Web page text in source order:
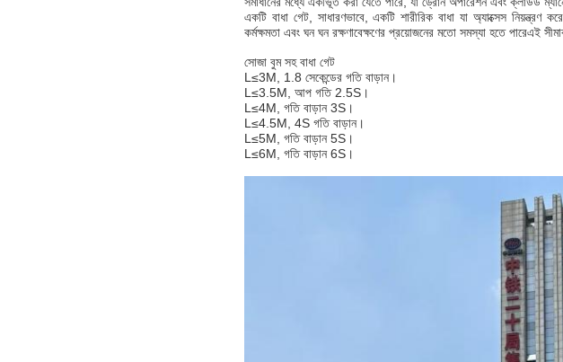
একটি বাধা গেট, সাধারণভাবে, একটি শারীরিক বাধা যা অ্যাক্সেস
কর্মক্ষমতা এবং ঘন ঘন রক্ষণাবেক্ষণের প্রয়োজনের মতো সমস্যা হতে পারেএই
সোজা বুম সহ বাধা গেট
L≤3M, 1.8 সেকেন্ডের গতি বাড়ান।
L≤3.5M, আপ গতি 2.5S।
L≤4M, গতি বাড়ান 3S।
L≤4.5M, 4S গতি বাড়ান।
L≤5M, গতি বাড়ান 5S।
L≤6M, গতি বাড়ান 6S।